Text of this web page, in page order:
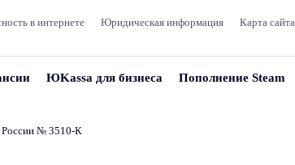
в интернете Юридическая информация Карта сайта
ЮKassa для бизнеса Пополнение Steam
России № 3510‑К